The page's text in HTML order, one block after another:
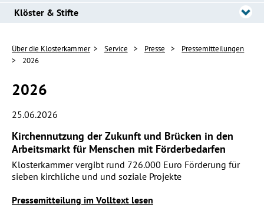
Klöster & Stifte
Über die Klosterkammer Service Presse
Pressemitteilungen
2026
2026
25.06.2026
Kirchennutzung der Zukunft und Brücken in den
Arbeitsmarkt für Menschen mit Förderbedarfen
Klosterkammer vergibt rund 726.000 Euro Förderung für
sieben kirchliche und und soziale Projekte
Pressemitteilung im Volltext lesen